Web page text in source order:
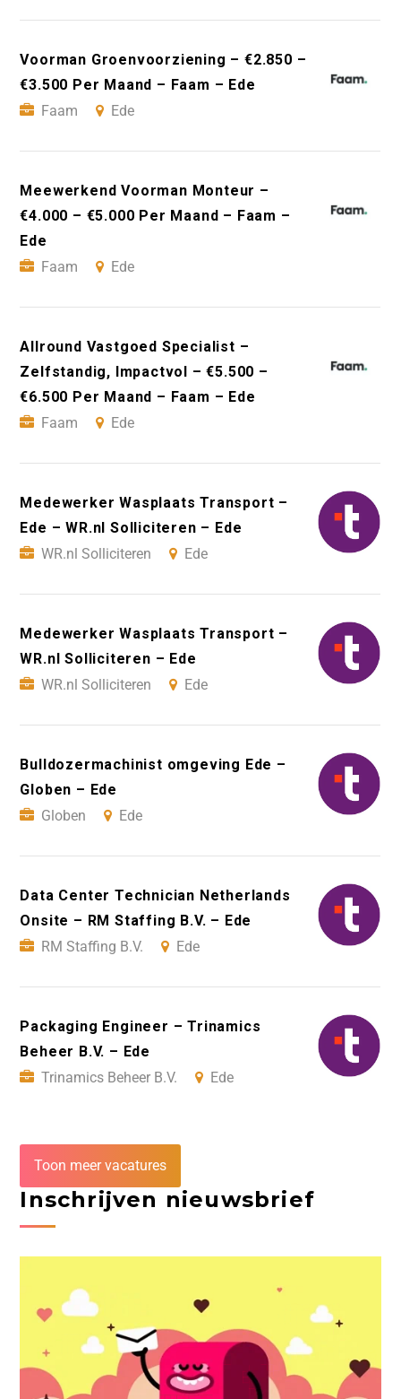
Voorman Groenvoorziening – €2.850 –
€3.500 Per Maand – Faam – Ede
Faam
Ede
Meewerkend Voorman Monteur –
€4.000 – €5.000 Per Maand – Faam –
Ede
Faam
Ede
Allround Vastgoed Specialist –
Zelfstandig, Impactvol – €5.500 –
€6.500 Per Maand – Faam – Ede
Faam
Ede
Medewerker Wasplaats Transport –
Ede – WR.nl Solliciteren – Ede
WR.nl Solliciteren
Ede
Medewerker Wasplaats Transport –
WR.nl Solliciteren – Ede
WR.nl Solliciteren
Ede
Bulldozermachinist omgeving Ede –
Globen – Ede
Globen
Ede
Data Center Technician Netherlands
Onsite – RM Staffing B.V. – Ede
RM Staffing B.V.
Ede
Packaging Engineer – Trinamics
Beheer B.V. – Ede
Trinamics Beheer B.V.
Ede
Toon meer vacatures
Inschrijven nieuwsbrief